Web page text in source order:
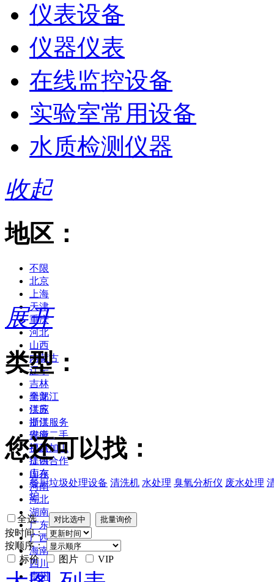
仪表设备
仪器仪表
在线监控设备
实验室常用设备
水质检测仪器
收起
地区：
不限
北京
上海
天津
重庆
河北
山西
内蒙古
辽宁
吉林
黑龙江
江苏
浙江
安徽
福建
江西
山东
河南
湖北
湖南
广东
广西
海南
四川
贵州
展开
类型：
全部
供应
提供服务
供应二手
提供加工
提供合作
库存
您还可以找：
餐厨垃圾处理设备 清洗机 水处理 臭氧分析仪 废水处理
炉
全选
按时间：
按顺序：
标价
图片 VIP